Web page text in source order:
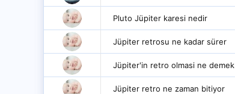
Pluto Jüpiter karesi nedir
Jüpiter retrosu ne kadar sürer
Jüpiter'in retro olmasi ne demek
Jüpiter retro ne zaman bitiyor